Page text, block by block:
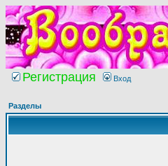
Регистрация Вход
Разделы